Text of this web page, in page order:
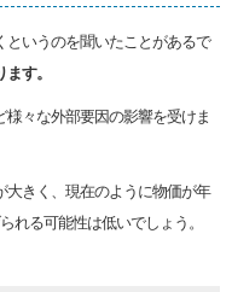
いうのを聞いたことがあるで
す。
々な外部要因の影響を受けま
大きく、現在のように物価が年
れる可能性は低いでしょう。